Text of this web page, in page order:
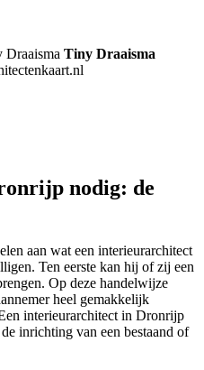
Tiny Draaisma
nodig: de
aan wat een interieurarchitect
Ten eerste kan hij of zij een
Op deze handelwijze
heel gemakkelijk
interieurarchitect in Dronrijp
inrichting van een bestaand of